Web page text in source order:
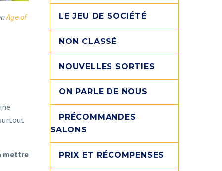
Age of
mettre
LE JEU DE SOCIÉTÉ
NON CLASSÉ
NOUVELLES SORTIES
ON PARLE DE NOUS
PRÉCOMMANDES
SALONS
PRIX ET RÉCOMPENSES